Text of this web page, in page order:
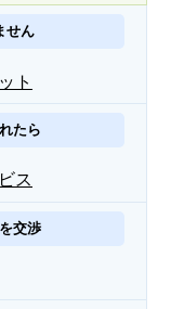
せん
ト
たら
ス
交渉